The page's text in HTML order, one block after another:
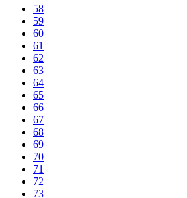
58
59
60
61
62
63
64
65
66
67
68
69
70
71
72
73